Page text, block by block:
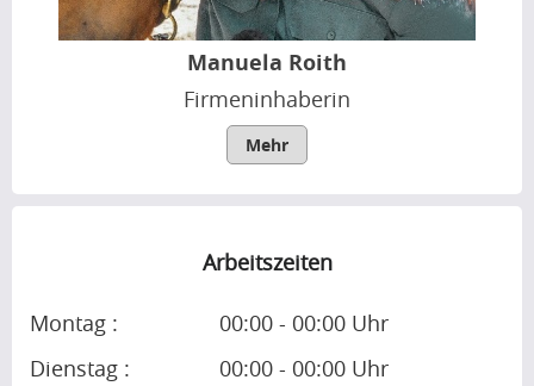
Manuela Roith
Firmeninhaberin
Mehr
Arbeitszeiten
Montag :
00:00 - 00:00 Uhr
Dienstag :
00:00 - 00:00 Uhr